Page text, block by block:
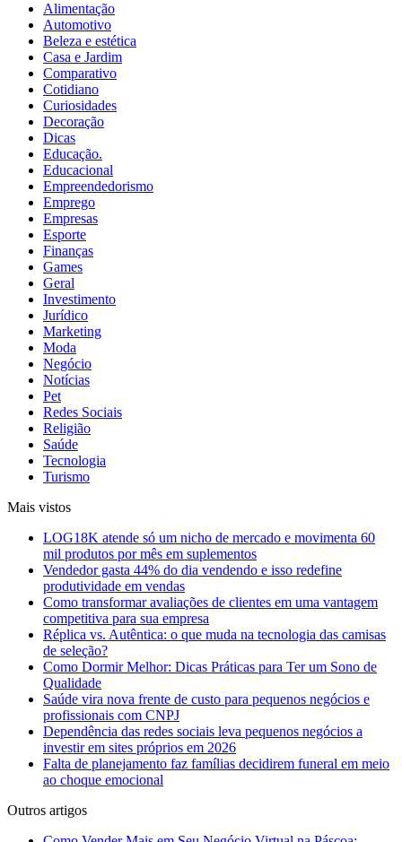
Alimentação
Automotivo
Beleza e estética
Casa e Jardim
Comparativo
Cotidiano
Curiosidades
Decoração
Dicas
Educação.
Educacional
Empreendedorismo
Emprego
Empresas
Esporte
Finanças
Games
Geral
Investimento
Jurídico
Marketing
Moda
Negócio
Notícias
Pet
Redes Sociais
Religião
Saúde
Tecnologia
Turismo
Mais vistos
LOG18K atende só um nicho de mercado e movimenta 60
mil produtos por mês em suplementos
Vendedor gasta 44% do dia vendendo e isso redefine
produtividade em vendas
Como transformar avaliações de clientes em uma vantagem
competitiva para sua empresa
Réplica vs. Autêntica: o que muda na tecnologia das camisas
de seleção?
Como Dormir Melhor: Dicas Práticas para Ter um Sono de
Qualidade
Saúde vira nova frente de custo para pequenos negócios e
profissionais com CNPJ
Dependência das redes sociais leva pequenos negócios a
investir em sites próprios em 2026
Falta de planejamento faz famílias decidirem funeral em meio
ao choque emocional
Outros artigos